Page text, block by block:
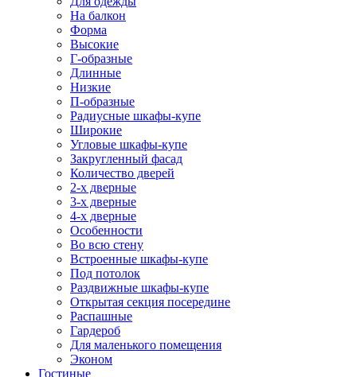
На балкон
Форма
Высокие
Г-образные
Длинные
Низкие
П-образные
Радиусные шкафы-купе
Широкие
Угловые шкафы-купе
Закругленный фасад
Количество дверей
2-х дверные
3-х дверные
4-х дверные
Особенности
Во всю стену
Встроенные шкафы-купе
Под потолок
Раздвижные шкафы-купе
Открытая секция посередине
Распашные
Гардероб
Для маленького помещения
Эконом
Гостиные